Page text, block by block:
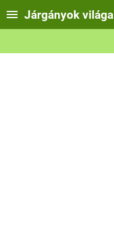
Járgányok világa